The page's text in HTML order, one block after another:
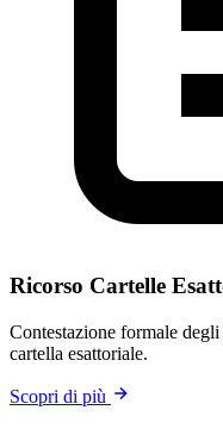
Ricorso Cartelle
Contestazione formale
cartella esattoriale.
Scopri di più